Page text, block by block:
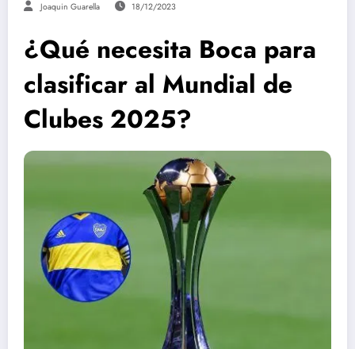
Joaquin Guarella 18/12/2023
¿Qué necesita Boca para
clasificar al Mundial de
Clubes 2025?